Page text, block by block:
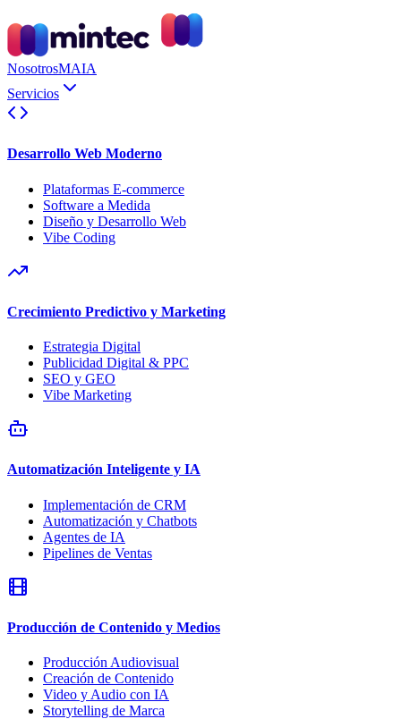
NosotrosMAIA
Servicios
Desarrollo Web Moderno
Plataformas E-commerce
Software a Medida
Diseño y Desarrollo Web
Vibe Coding
Crecimiento Predictivo y Marketing
Estrategia Digital
Publicidad Digital & PPC
SEO y GEO
Vibe Marketing
Automatización Inteligente y IA
Implementación de CRM
Automatización y Chatbots
Agentes de IA
Pipelines de Ventas
Producción de Contenido y Medios
Producción Audiovisual
Creación de Contenido
Video y Audio con IA
Storytelling de Marca